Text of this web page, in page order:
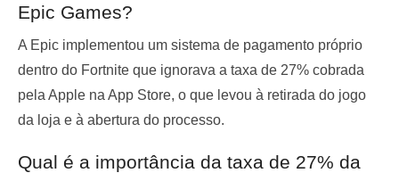
Epic Games?
A Epic implementou um sistema de pagamento próprio
dentro do Fortnite que ignorava a taxa de 27% cobrada
pela Apple na App Store, o que levou à retirada do jogo
da loja e à abertura do processo.
Qual é a importância da taxa de 27% da